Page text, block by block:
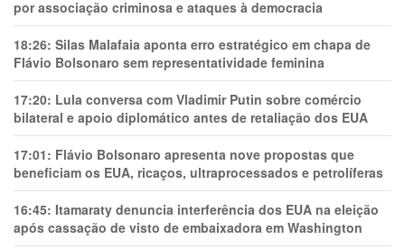
por associação criminosa e ataques à democracia
18:26: Silas Malafaia aponta erro estratégico em chapa de
Flávio Bolsonaro sem representatividade feminina
17:20: Lula conversa com Vladimir Putin sobre comércio
bilateral e apoio diplomático antes de retaliação dos EUA
17:01: Flávio Bolsonaro apresenta nove propostas que
beneficiam os EUA, ricaços, ultraprocessados e petrolíferas
16:45: Itamaraty denuncia interferência dos EUA na eleição
após cassação de visto de embaixadora em Washington